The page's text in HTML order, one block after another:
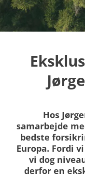
Hos
samarbejde
bedste
Europa. Fordi
vi dog
derfor en